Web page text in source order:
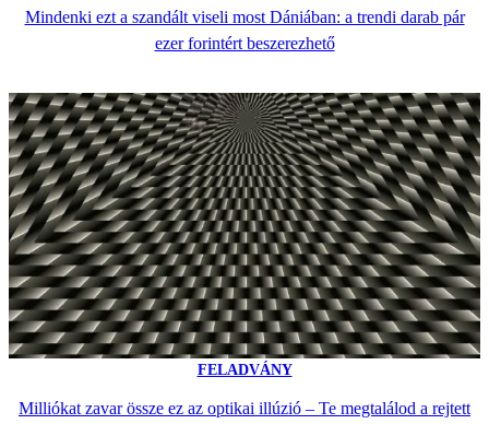
Mindenki ezt a szandált viseli most Dániában: a trendi darab pár
ezer forintért beszerezhető
FELADVÁNY
Milliókat zavar össze ez az optikai illúzió – Te megtalálod a rejtett